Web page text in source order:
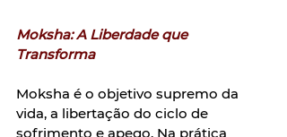
Moksha: A Liberdade que
Transforma
Moksha é o objetivo supremo da
vida, a libertação do ciclo de
sofrimento e apego. Na prática